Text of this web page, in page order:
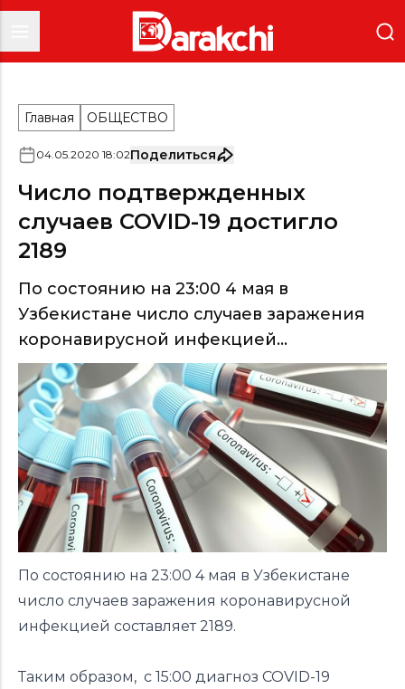
Главная ОБЩЕСТВО
04.05.2020 18:02Поделиться
Число подтвержденных
случаев COVID-19 достигло
2189
По состоянию на 23:00 4 мая в
Узбекистане число случаев заражения
коронавирусной инфекцией...
По состоянию на 23:00 4 мая в Узбекистане
число случаев заражения коронавирусной
инфекцией составляет 2189.
Таким образом, с 15:00 диагноз COVID-19